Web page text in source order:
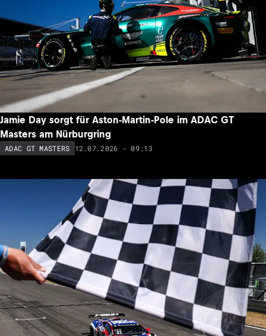
Jamie Day sorgt für Aston-Martin-Pole im ADAC GT
Masters am Nürburgring
ADAC GT MASTERS 12.07.2026 - 09:13